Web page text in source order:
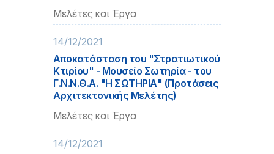
Μελέτες και Έργα
14/12/2021
Αποκατάσταση του "Στρατιωτικού
Κτιρίου" - Μουσείο Σωτηρία - του
Γ.Ν.Ν.Θ.Α. "Η ΣΩΤΗΡΙΑ" (Προτάσεις
Αρχιτεκτονικής Μελέτης)
Μελέτες και Έργα
14/12/2021